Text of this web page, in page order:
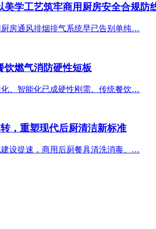
学工艺筑牢商用厨房安全合规防
房通风排烟排气系统早已告别单纯…
饮燃气消防硬性短板
、智能化已成硬性刚需。传统餐饮…
，重塑现代后厨清洁新标准
设提速，商用后厨餐具清洗消毒、…